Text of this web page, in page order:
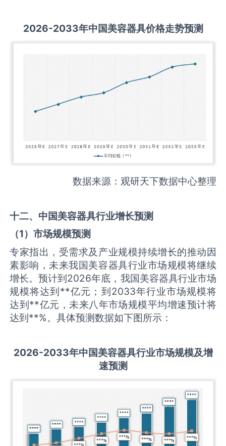
2026-2033年中国美容器具价格走势预测
数据来源：观研天下数据中心整理
十二、中国美容器具行业增长预测
（1）市场规模预测
专家指出，受需求及产业规模持续增长的推动因
素影响，未来我国美容器具行业市场规模将继续
增长。预计到2026年底，我国美容器具行业市场
规模将达到**亿元；到2033年行业市场规模将
达到**亿元，未来八年市场规模平均增速预计将
达到**%。具体预测数据如下图所示：
2026-2033年中国美容器具行业市场规模及增
速预测